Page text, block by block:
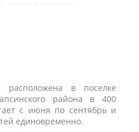
расположена в поселке
района в 400
с июня по сентябрь и
единовременно.